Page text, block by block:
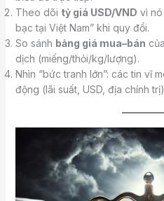
Theo dõi tỷ giá USD/VND vì
bạc tại Việt Nam” khi quy đổi.
So sánh bảng giá mua–bán
dịch (miếng/thỏi/kg/lượng).
Nhìn “bức tranh lớn”: các tin vĩ
động (lãi suất, USD, địa chính